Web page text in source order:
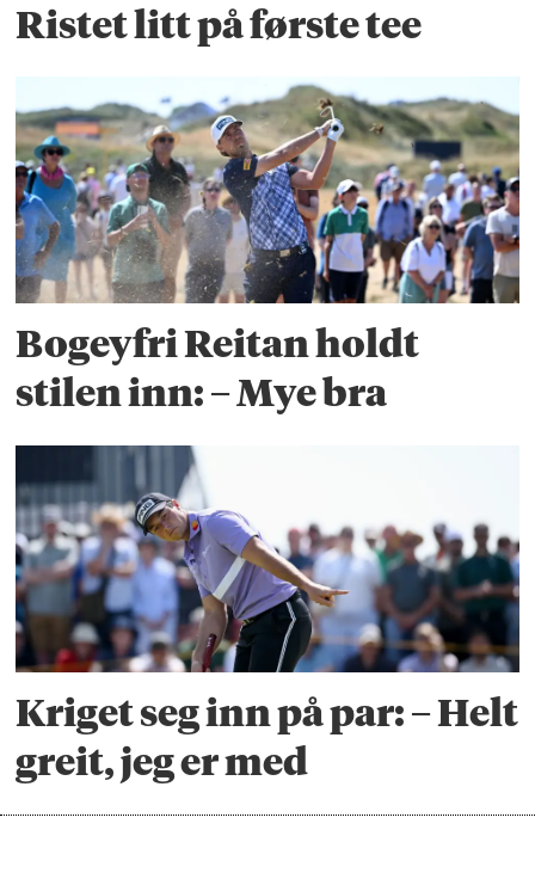
Ristet litt på første tee
Bogeyfri Reitan holdt
stilen inn: – Mye bra
Kriget seg inn på par: – Helt
greit, jeg er med